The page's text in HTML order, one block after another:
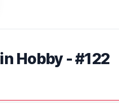
Hobby - #122